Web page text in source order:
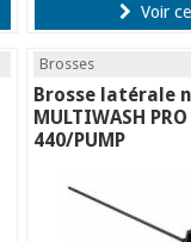
Voir
Brosses
Brosse latérale
MULTIWASH PRO
440/PUMP